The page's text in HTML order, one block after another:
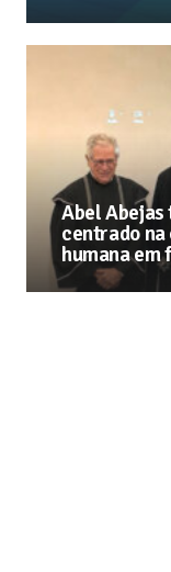
Abel
centrado na
humana em